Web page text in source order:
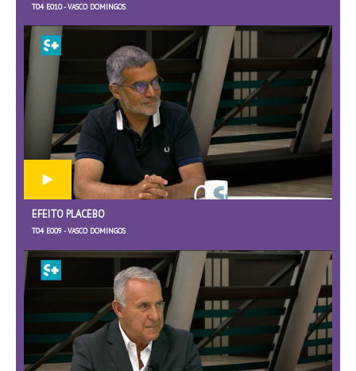
T04 E010 - VASCO DOMINGOS
EFEITO PLACEBO
T04 E009 - VASCO DOMINGOS